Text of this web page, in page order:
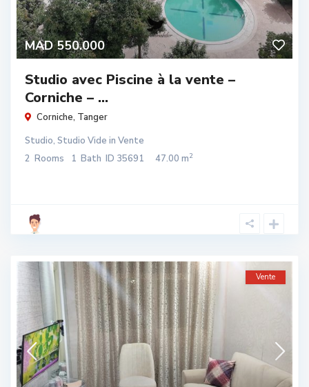
MAD 550.000
Studio avec Piscine à la vente –
Corniche – ...
Corniche, Tanger
Studio, Studio Vide in Vente
2 Rooms 1 Bath ID 35691 47.00 m2
Vente